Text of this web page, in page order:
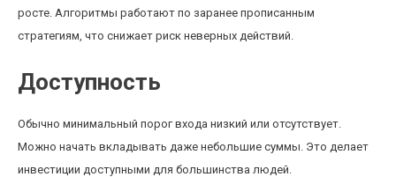
росте. Алгоритмы работают по заранее прописанным
стратегиям, что снижает риск неверных действий.
Доступность
Обычно минимальный порог входа низкий или отсутствует.
Можно начать вкладывать даже небольшие суммы. Это делает
инвестиции доступными для большинства людей.